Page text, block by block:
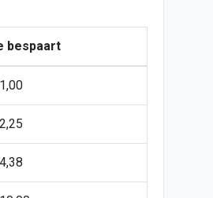
bespaart